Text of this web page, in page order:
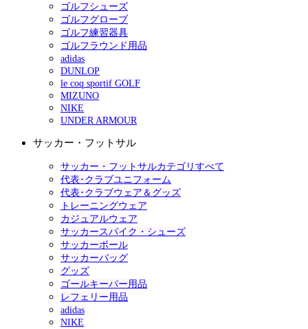
ゴルフシューズ
ゴルフグローブ
ゴルフ練習器具
ゴルフラウンド用品
adidas
DUNLOP
le coq sportif GOLF
MIZUNO
NIKE
UNDER ARMOUR
サッカー・フットサル
サッカー・フットサルカテゴリすべて
代表･クラブユニフォーム
代表･クラブウェア＆グッズ
トレーニングウェア
カジュアルウェア
サッカースパイク・シューズ
サッカーボール
サッカーバッグ
グッズ
ゴールキーパー用品
レフェリー用品
adidas
NIKE